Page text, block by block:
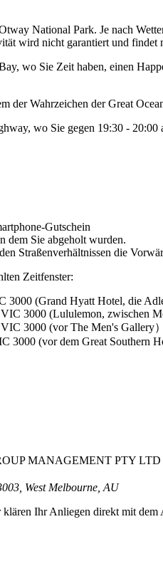
National Park. Je nach
wird nicht garantiert und findet
wo Sie Zeit haben, einen
der Wahrzeichen der Great
wo Sie gegen 19:30 - 20:00
Gutschein
dem Sie abgeholt wurden.
Straßenverhältnissen die
Zeitfenster:
3000 (Grand Hyatt Hotel, die
3000 (Lululemon, zwischen
3000 (vor The Men's Gallery
3000 (vor dem Great Southern
MANAGEMENT PTY LTD
West Melbourne, AU
Ihr Anliegen direkt mit dem